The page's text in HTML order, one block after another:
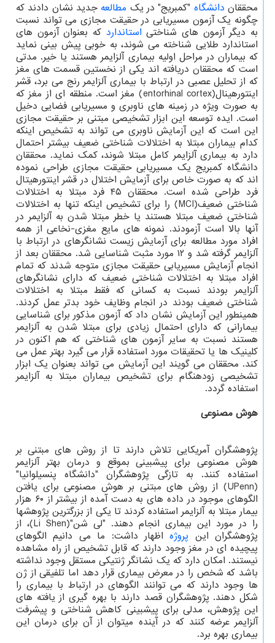
محققان دانشگاه "کمبریج" در یک مطالعه جدید نشان دادند که
چگونه یک آزمون مسیریابی در حقیقت مجازی می تواند نسبت
به دیگر آزمون های شناختی استاندارد که بعنوان آزمون های
استاندارد طلایی شناخته می شوند، به خوبی پیش بینی نماید
که بیماران در مراحل اولیه بیماری آلزایمر هستند یا خیر. مدتی
است که محققان دریافته اند یکی از نخستین قسمت های مغز
که از تحلیل عصبی در ارتباط با بیماری آلزایمر رنج می برد، قشر
اینتورهینال(entorhinal cortex) مغز است. منطقه ای از مغز که
به صورت ویژه در زمینه های ناوبری و مسیریابی فضایی دخیل
است. ایده توسعه این ابزار تشخیصی مبتنی بر حقیقت مجازی
این است که این آزمایش ناوبری می تواند به تشخیص اینکه
کدام بیماران مبتلا به اختلالات شناختی ضعیف بیشتر احتمال
دارد به بیماری آلزایمر کامل مبتلا شوند، کمک نماید. محققان
دانشگاه کمبریج یک مسیریابی حقیقت مجازی طراحی نموده
اند که به صورت خاص برای آزمایش اختلال در قشر اینتورهیتال
فرد طراحی شده است. محققان ۴۵ فرد مبتلا به اختلالات
شناختی ضعیف(MCI) را برای تشخیص اینکه تنها به اختلالات
شناختی ضعیف مبتلا هستند یا خطر مبتلا شدن به آلزایمر در
آنها بالا است آزمودند. نمونه های مایع مغزی-نخاعی از همه
افراد مورد مطالعه برای آزمایش زیست نشانگرهای در ارتباط با
آلزایمر گرفته شد و ۱۲ مورد مثبت شناسایی شد. محققان بعد از
انجام آزمایش مسیریابی حقیقت مجازی متوجه شدند که تمام
افراد مبتلا به اختلالات شناختی ضعیف که دارای نشانگرهای
آلزایمر بودند نسبت به کسانی که فقط مبتلا به اختلالات
شناختی ضعیف بودند در انجام وظایف خود بدتر عمل کردند.
همینطور این آزمایش نشان داد که آزمون مذکور برای شناسایی
بیمارانی که دارای احتمال زیادی برای مبتلا شدن به آلزایمر
هستند نسبت به سایر آزمون های شناختی که هم اکنون در
کلینیک ها یا تحقیقات مورد استفاده قرار می گیرد بهتر عمل می
کند. محققان می گویند این آزمایش می تواند بعنوان یک ابزار
تشخیصی زودهنگام برای تشخیص بیماران مبتلا به آلزایمر
استفاده گردد.
هوش مصنوعی
پژوهشگران آمریکایی تلاش دارند تا از روش های مبتنی بر
هوش مصنوعی برای پیشبینی بموقع و درمان بهتر آلزایمر
استفاده کنند. به تازگی پژوهشگران "دانشگاه پنسیلوانیا"
(UPenn) از روش های مبتنی بر هوش مصنوعی برای یافتن
الگوهای موجود در داده های به دست آمده از بیشتر از ۶۰ هزار
بیمار مبتلا به آلزایمر استفاده کردند تا یکی از بزرگترین پژوهشها
را در مورد این بیماری انجام دهند. "لی شن"(Li Shen)، از
پژوهشگران این پروژهاظهار داشت: ما می دانیم الگوهای
پیچیده ای در مغز وجود دارند که قابل تشخیص از راه مشاهده
نیستند. امکان دارد که یک نشانگر ژنتیکی مستقل وجود نداشته
باشد که شخص را در معرض بیماری قرار دهد اما تلفیقی از ژن
ها وجود دارند که می توانند الگوهای در ارتباط با بیماری را
شکل دهند. پژوهشگران قصد دارند با بهره گیری از یافته های
این پژوهش، مدلی برای پیشبینی کاهش شناختی و پیشرفت
آلزایمر عرضه کنند که در آینده میتوان از آن برای درمان این
بیماری بهره برد.